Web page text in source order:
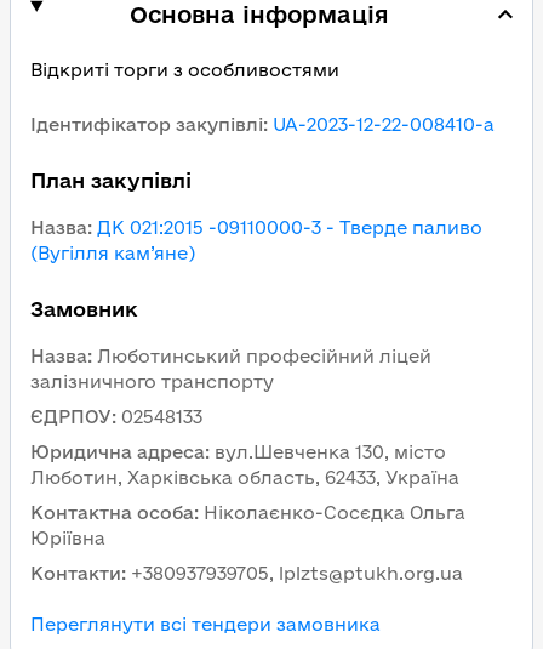
Основна інформація
Відкриті торги з особливостями
Ідентифікатор закупівлі: UA-2023-12-22-008410-a
План закупівлі
Назва: ДК 021:2015 -09110000-3 - Тверде паливо
(Вугілля кам’яне)
Замовник
Назва: Люботинський професійний ліцей
залізничного транспорту
ЄДРПОУ: 02548133
Юридична адреса: вул.Шевченка 130, місто
Люботин, Харківська область, 62433, Україна
Контактна особа: Ніколаєнко-Сосєдка Ольга
Юріївна
Контакти: +380937939705, lplzts@ptukh.org.ua
Переглянути всі тендери замовника